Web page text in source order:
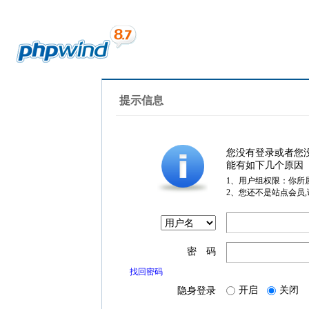
提示信息
您没有登录或者您
能有如下几个原因
1、用户组权限：你所
2、您还不是站点会员
密 码
找回密码
隐身登录 开启 关闭